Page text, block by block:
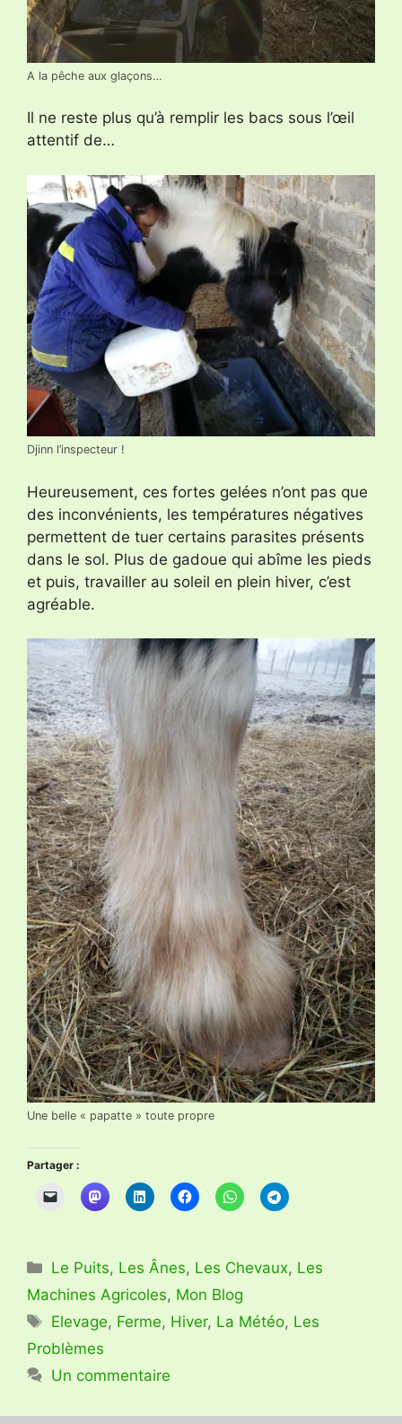
A la pêche aux glaçons…
Il ne reste plus qu’à remplir les bacs sous l’œil
attentif de…
Djinn l’inspecteur !
Heureusement, ces fortes gelées n’ont pas que
des inconvénients, les températures négatives
permettent de tuer certains parasites présents
dans le sol. Plus de gadoue qui abîme les pieds
et puis, travailler au soleil en plein hiver, c’est
agréable.
Une belle « papatte » toute propre
Partager :
Catégories
Le Puits, Les Ânes, Les Chevaux, Les
Machines Agricoles, Mon Blog
Étiquettes
Elevage, Ferme, Hiver, La Météo, Les
Problèmes
Un commentaire